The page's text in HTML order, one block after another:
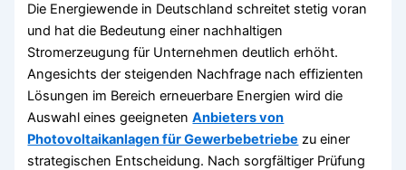
Die Energiewende in Deutschland schreitet stetig voran
und hat die Bedeutung einer nachhaltigen
Stromerzeugung für Unternehmen deutlich erhöht.
Angesichts der steigenden Nachfrage nach effizienten
Lösungen im Bereich erneuerbare Energien wird die
Auswahl eines geeignetenAnbieters von
Photovoltaikanlagen für Gewerbebetriebe zu einer
strategischen Entscheidung. Nach sorgfältiger Prüfung